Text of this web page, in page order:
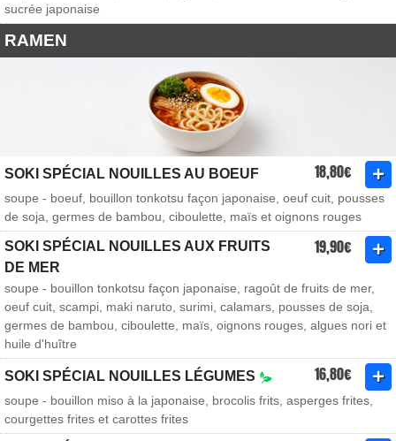
sucrée japonaise
RAMEN
SOKI SPÉCIAL NOUILLES AU BOEUF 18,80€
soupe - boeuf, bouillon tonkotsu façon japonaise, oeuf cuit, pousses
de soja, germes de bambou, ciboulette, maïs et oignons rouges
SOKI SPÉCIAL NOUILLES AUX FRUITS
DE MER
19,90€
soupe - bouillon tonkotsu façon japonaise, ragoût de fruits de mer,
oeuf cuit, scampi, maki naruto, surimi, calamars, pousses de soja,
germes de bambou, ciboulette, maïs, oignons rouges, algues nori et
huile d'huître
SOKI SPÉCIAL NOUILLES LÉGUMES 16,80€
soupe - bouillon miso à la japonaise, brocolis frits, asperges frites,
courgettes frites et carottes frites